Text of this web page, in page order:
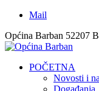
Mail
Općina Barban 52207
POČETNA
Novosti i
Događanja